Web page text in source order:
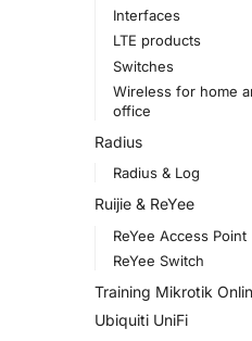
Interfaces
LTE products
Switches
Wireless for home
office
Radius
Radius & Log
Ruijie & ReYee
ReYee Access Point
ReYee Switch
Training Mikrotik
Ubiquiti UniFi